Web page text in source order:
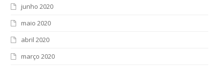
junho 2020
maio 2020
abril 2020
março 2020